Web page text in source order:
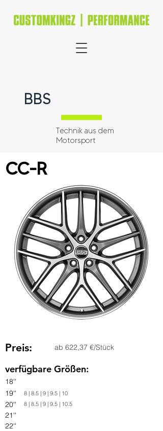
BBS
Technik aus dem
Motorsport
CC-R
Preis: ab 622,37 €/Stück
verfügbare Größen:
18''
19''
8 | 8.5 | 9 | 9.5 | 10
20'' 8 | 8.5 | 9 | 9.5 | 10.5
21''
22''